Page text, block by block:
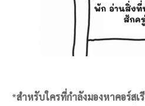
*สำหรับใครที่กำลังมองหาคอร์ส